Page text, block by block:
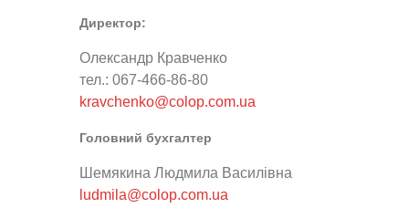
датери та нумератори,
штампи з
бухгалтерськими
термінами, штемпельні
подушки та фарби,
Директор:
Олександр Кравченко
тел.: 067-466-86-80
kravchenko@colop.com.ua
Головний бухгалтер
Шемякина Людмила Василівна
ludmila@colop.com.ua